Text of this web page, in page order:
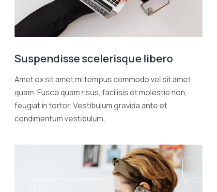
Suspendisse scelerisque libero
Amet ex sit amet mi tempus commodo vel sit amet
quam. Fusce quam risus, facilisis et molestie non,
feugiat in tortor. Vestibulum gravida ante et
condimentum vestibulum.